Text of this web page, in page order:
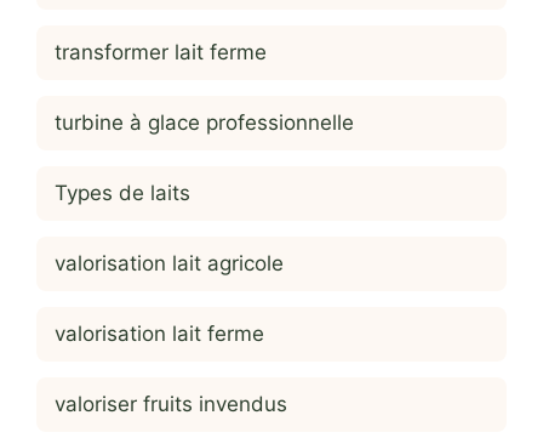
transformer lait ferme
turbine à glace professionnelle
Types de laits
valorisation lait agricole
valorisation lait ferme
valoriser fruits invendus